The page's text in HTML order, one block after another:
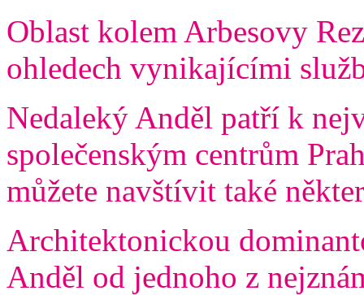
Oblast kolem Arbesovy
ohledech vynikajícími
Nedaleký Anděl patří k
společenským centrům
můžete navštívit také
Architektonickou
Anděl od jednoho z